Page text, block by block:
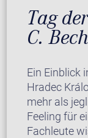
Tag
C.
Ein Einblick
Hradec
mehr als
Feeling für
Fachleute